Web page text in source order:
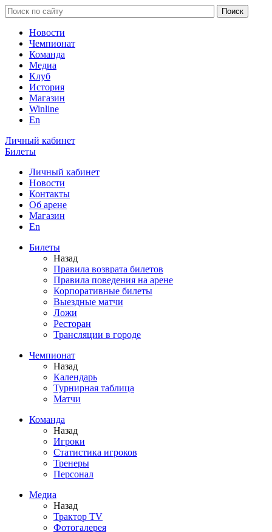
Новости
Чемпионат
Команда
Медиа
Клуб
История
Магазин
Winline
En
Личный кабинет
Билеты
Личный кабинет
Новости
Контакты
Об арене
Магазин
En
Билеты
Назад
Правила возврата билетов
Правила поведения на арене
Корпоративные билеты
Выездные матчи
Ложи
Ресторан
Трансляции в городе
Чемпионат
Назад
Календарь
Турнирная таблица
Матчи
Команда
Назад
Игроки
Статистика игроков
Тренеры
Персонал
Медиа
Назад
Трактор TV
Фотогалерея